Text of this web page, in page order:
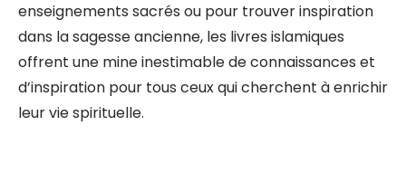
enseignements sacrés ou pour trouver inspiration
dans la sagesse ancienne, les livres islamiques
offrent une mine inestimable de connaissances et
d’inspiration pour tous ceux qui cherchent à enrichir
leur vie spirituelle.